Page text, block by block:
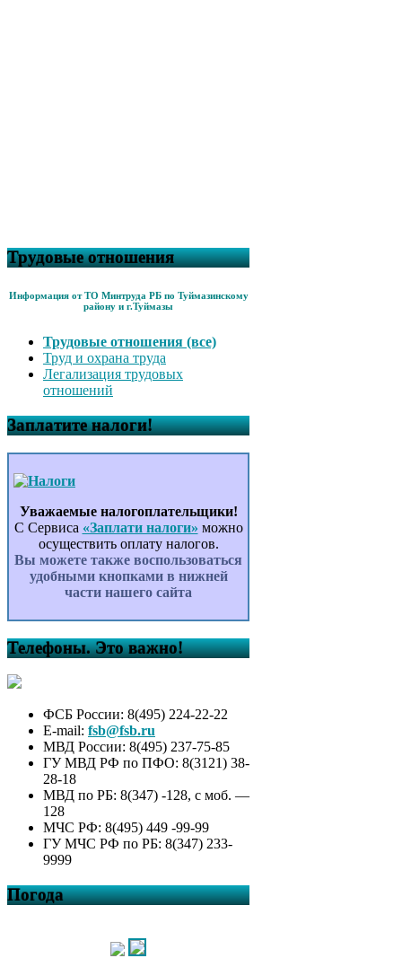
Трудовые отношения
Информация от ТО Минтруда РБ по Туймазинскому
району и г.Туймазы
Трудовые отношения (все)
Труд и охрана труда
Легализация трудовых
отношений
Заплатите налоги!
Уважаемые налогоплательщики!
С Сервиса «Заплати налоги» можно
осуществить оплату налогов.
Вы можете также воспользоваться
удобными кнопками в нижней
части нашего сайта
Телефоны. Это важно!
ФСБ России: 8(495) 224-22-22
E-mail: fsb@fsb.ru
МВД России: 8(495) 237-75-85
ГУ МВД РФ по ПФО: 8(3121) 38-
28-18
МВД по РБ: 8(347) -128, с моб. —
128
МЧС РФ: 8(495) 449 -99-99
ГУ МЧС РФ по РБ: 8(347) 233-
9999
Погода